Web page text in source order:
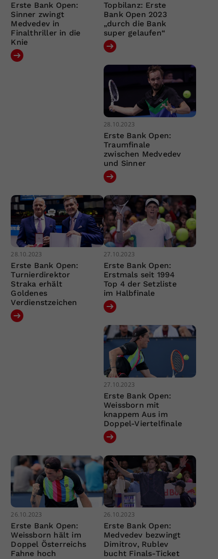
Erste Bank Open:
Sinner zwingt
Medvedev in
Finalthriller in die
Knie
Topbilanz: Erste
Bank Open 2023
„durch die Bank
super gelaufen“
28.10.2023
Erste Bank Open:
Traumfinale
zwischen Medvedev
und Sinner
28.10.2023
Erste Bank Open:
Turnierdirektor
Straka erhält
Goldenes
Verdienstzeichen
27.10.2023
Erste Bank Open:
Erstmals seit 1994
Top 4 der Setzliste
im Halbfinale
27.10.2023
Erste Bank Open:
Weissborn mit
knappem Aus im
Doppel-Viertelfinale
26.10.2023
Erste Bank Open:
Weissborn hält im
Doppel Österreichs
Fahne hoch
26.10.2023
Erste Bank Open:
Medvedev bezwingt
Dimitrov, Rublev
bucht Finals-Ticket